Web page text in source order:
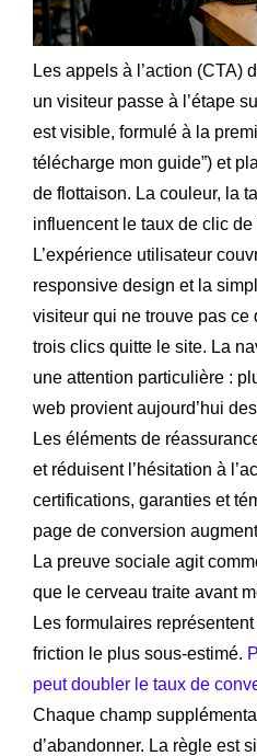
Les appels à l’action (CTA)
un visiteur passe à l’étape
est visible, formulé à la
télécharge mon guide”) et
de flottaison. La couleur, la
influencent le taux de clic
L’expérience utilisateur
responsive design et la
visiteur qui ne trouve pas ce
trois clics quitte le site. La
une attention particulière :
web provient aujourd’hui
Les éléments de
et réduisent l’hésitation à
certifications, garanties et
page de conversion
La preuve sociale agit
que le cerveau traite avant
Les formulaires
friction le plus sous-estimé.
peut doubler le taux de
Chaque champ
d’abandonner. La règle est